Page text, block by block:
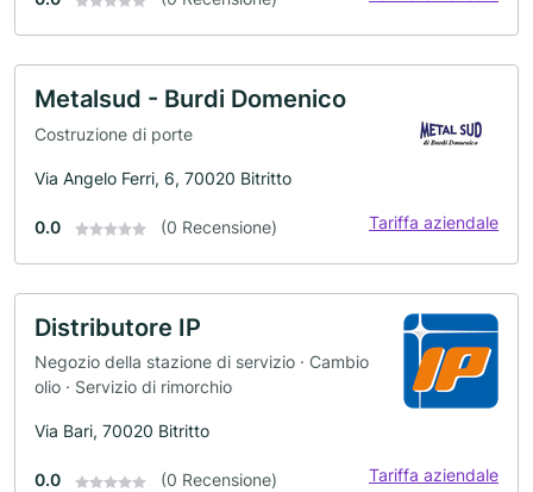
Metalsud - Burdi Domenico
Costruzione di porte
Via Angelo Ferri, 6, 70020 Bitritto
0.0 (0 Recensione) Tariffa aziendale
Distributore IP
Negozio della stazione di servizio · Cambio
olio · Servizio di rimorchio
Via Bari, 70020 Bitritto
0.0 (0 Recensione) Tariffa aziendale